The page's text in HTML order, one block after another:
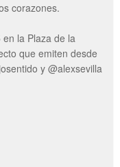
corazones.
la Plaza de la
que emiten desde
y @alexsevilla